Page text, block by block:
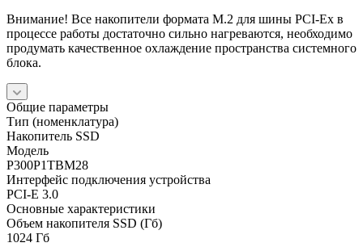
Внимание! Все накопители формата M.2 для шины PCI-Ex в
процессе работы достаточно сильно нагреваются, необходимо
продумать качественное охлаждение пространства системного
блока.
Общие параметры
Тип (номенклатура)
Накопитель SSD
Модель
P300P1TBM28
Интерфейс подключения устройства
PCI-E 3.0
Основные характеристики
Объем накопителя SSD (Гб)
1024 Гб